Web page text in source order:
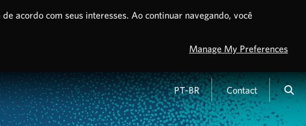
acordo com seus interesses. Ao continuar navegando, você
Manage My Preferences
PT-BR Contact